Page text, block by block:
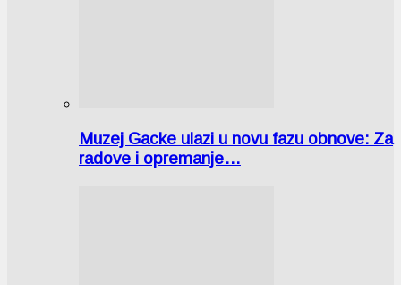
Muzej Gacke ulazi u novu fazu obnove: Za
radove i opremanje…